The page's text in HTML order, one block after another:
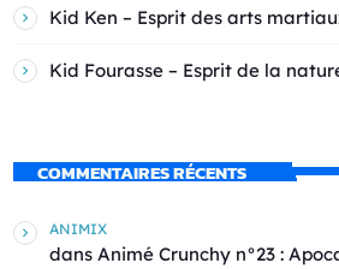
Kid Ken – Esprit des arts
Kid Fourasse – Esprit de la
COMMENTAIRES RÉCENTS
ANIMIX
dans Animé Crunchy n°23 :